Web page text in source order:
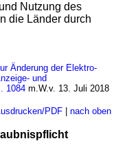
Nutzung des
die Länder durch
Änderung der Elektro-
und
1084 m.W.v. 13. Juli 2018
PDF| nach oben